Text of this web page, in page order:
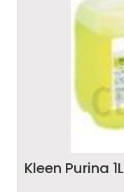
Kleen Purina 1L